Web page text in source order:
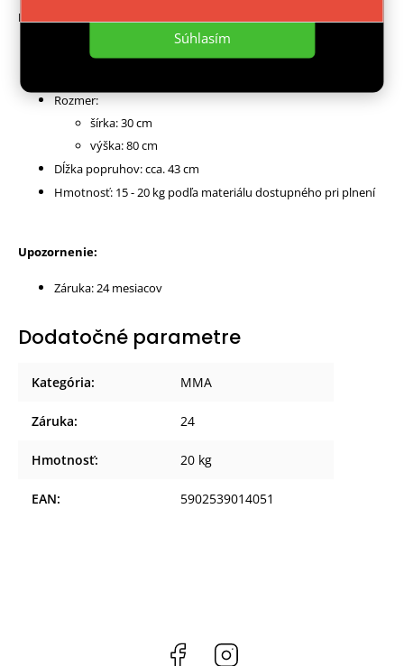
Súhlasím
Parametre:
Materiál: plawil, textilná rezanka
Rozmer:
šírka: 30 cm
výška: 80 cm
Dĺžka popruhov: cca. 43 cm
Hmotnosť: 15 - 20 kg podľa materiálu dostupného pri plnení
Upozornenie:
Záruka: 24 mesiacov
Dodatočné parametre
Kategória: MMA
Záruka: 24
Hmotnosť: 20 kg
EAN: 5902539014051
Facebook